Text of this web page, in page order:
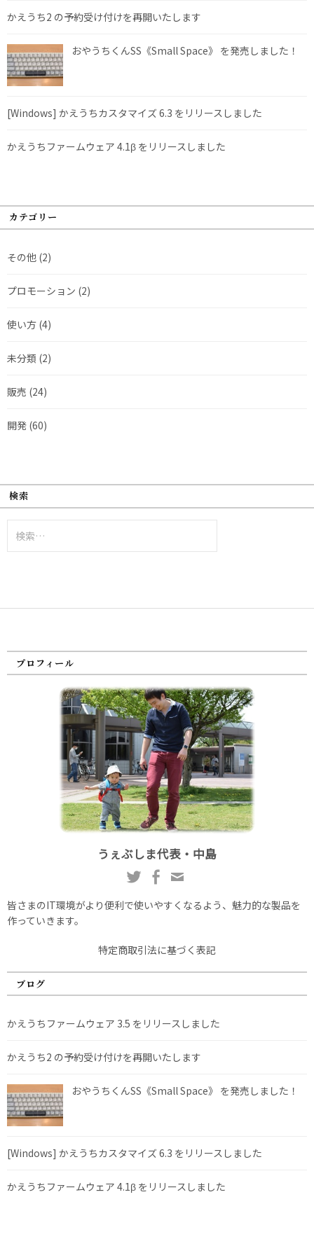
かえうち2 の予約受け付けを再開いたします
おやうちくんSS《Small Space》 を発売しました！
[Windows] かえうちカスタマイズ 6.3 をリリースしました
かえうちファームウェア 4.1β をリリースしました
カテゴリー
その他 (2)
プロモーション (2)
使い方 (4)
未分類 (2)
販売 (24)
開発 (60)
検索
索:
プロフィール
うぇぶしま代表・中島
皆さまのIT環境がより便利で使いやすくなるよう、魅力的な製品を
作っていきます。
特定商取引法に基づく表記
ブログ
かえうちファームウェア 3.5 をリリースしました
かえうち2 の予約受け付けを再開いたします
おやうちくんSS《Small Space》 を発売しました！
[Windows] かえうちカスタマイズ 6.3 をリリースしました
かえうちファームウェア 4.1β をリリースしました